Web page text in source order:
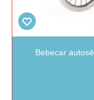
Bebecar